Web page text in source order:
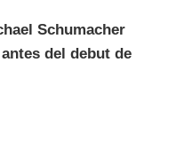
Schumacher
del debut de